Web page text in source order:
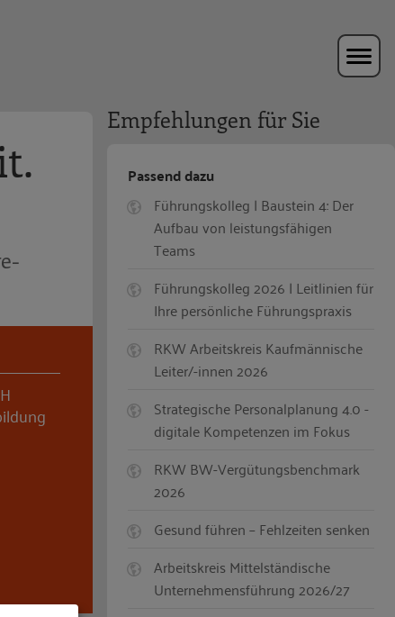
Empfehlungen für Sie
Passend dazu
Führungskolleg | Baustein 4: Der
Aufbau von leistungsfähigen
Teams
Führungskolleg 2026 | Leitlinien für
Ihre persönliche Führungspraxis
RKW Arbeitskreis Kaufmännische
Leiter/-innen 2026
Strategische Personalplanung 4.0 -
digitale Kompetenzen im Fokus
RKW BW-Vergütungsbenchmark
2026
Gesund führen – Fehlzeiten senken
Arbeitskreis Mittelständische
Unternehmensführung 2026/27